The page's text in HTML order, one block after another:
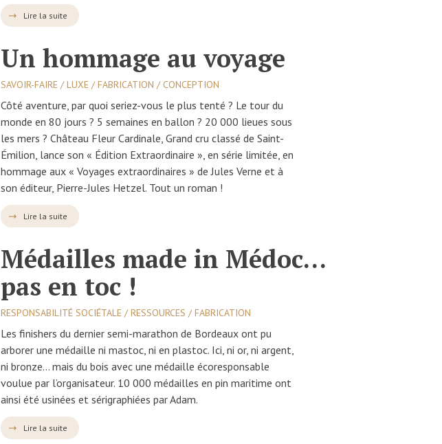
Lire la suite
Un hommage au voyage
SAVOIR-FAIRE / LUXE / FABRICATION / CONCEPTION
Côté aventure, par quoi seriez-vous le plus tenté ? Le tour du
monde en 80 jours ? 5 semaines en ballon ? 20 000 lieues sous
les mers ? Château Fleur Cardinale, Grand cru classé de Saint-
Émilion, lance son « Édition Extraordinaire », en série limitée, en
hommage aux « Voyages extraordinaires » de Jules Verne et à
son éditeur, Pierre-Jules Hetzel. Tout un roman !
Lire la suite
Médailles made in Médoc…
pas en toc !
RESPONSABILITÉ SOCIÉTALE / RESSOURCES / FABRICATION
Les finishers du dernier semi-marathon de Bordeaux ont pu
arborer une médaille ni mastoc, ni en plastoc. Ici, ni or, ni argent,
ni bronze… mais du bois avec une médaille écoresponsable
voulue par l’organisateur. 10 000 médailles en pin maritime ont
ainsi été usinées et sérigraphiées par Adam.
Lire la suite